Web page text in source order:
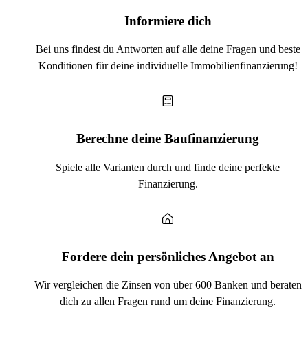
Informiere dich
Bei uns findest du Antworten auf alle deine Fragen und beste
Konditionen für deine individuelle Immobilienfinanzierung!
Berechne deine Baufinanzierung
Spiele alle Varianten durch und finde deine perfekte
Finanzierung.
Fordere dein persönliches Angebot an
Wir vergleichen die Zinsen von über 600 Banken und beraten
dich zu allen Fragen rund um deine Finanzierung.